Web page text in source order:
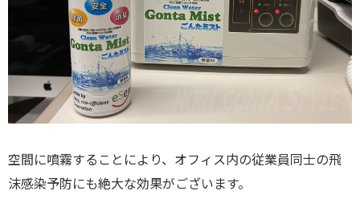
空間に噴霧することにより、オフィス内の従業員同士の飛
沫感染予防にも絶大な効果がございます。